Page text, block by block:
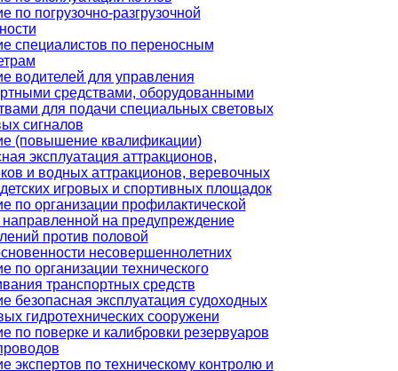
по погрузочно-разгрузочной
специалистов по переносным
водителей для управления
средствами, оборудованными
для подачи специальных световых
сигналов
(повышение квалификации)
эксплуатация аттракционов,
и водных аттракционов, веревочных
игровых и спортивных площадок
по организации профилактической
на предупреждение
против половой
несовершеннолетних
по организации технического
транспортных средств
безопасная эксплуатация судоходных
гидротехнических сооружени
по поверке и калибровки резервуаров
экспертов по техническому контролю и